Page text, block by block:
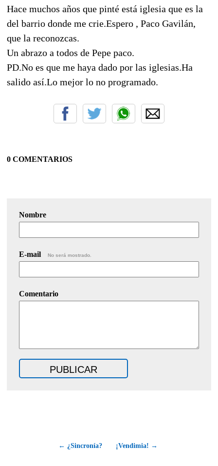
Hace muchos años que pinté está iglesia que es la
del barrio donde me crie.Espero , Paco Gavilán,
que la reconozcas.
Un abrazo a todos de Pepe paco.
PD.No es que me haya dado por las iglesias.Ha
salido así.Lo mejor lo no programado.
0 COMENTARIOS
Nombre
E-mail No será mostrado.
Comentario
← ¿Sincronía? ¡Vendimia! →